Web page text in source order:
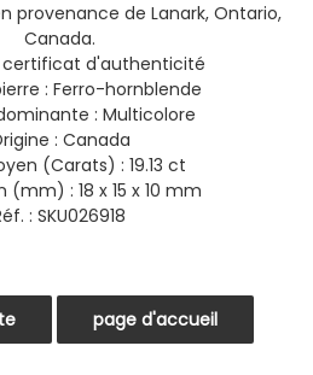
provenance de Lanark, Ontario,
Canada.
certificat d'authenticité
: Ferro-hornblende
: Multicolore
: Canada
(Carats) : 19.13 ct
(mm) : 18 x 15 x 10 mm
: SKU026918